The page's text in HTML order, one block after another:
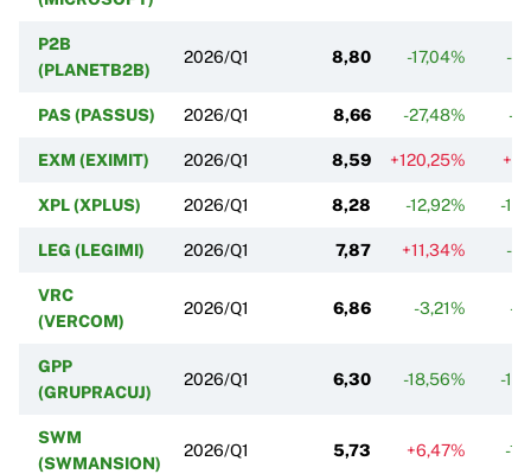
P2B
(PLANETB2B)
2026/Q1 8,80 -17,04% -
PAS (PASSUS) 2026/Q1 8,66 -27,48% -
EXM (EXIMIT) 2026/Q1 8,59 +120,25%
XPL (XPLUS) 2026/Q1 8,28 -12,92% -
LEG (LEGIMI) 2026/Q1 7,87 +11,34% -
VRC
(VERCOM)
2026/Q1 6,86 -3,21% -
GPP
(GRUPRACUJ)
2026/Q1 6,30 -18,56% -
SWM
(SWMANSION)
2026/Q1 5,73 +6,47% -